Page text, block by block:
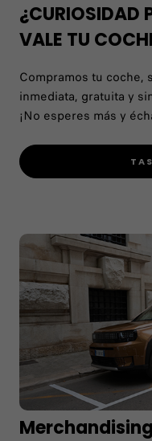
¿CURIOSIDAD
VALE TU
Compramos tu coche,
inmediata, gratuita y
¡No esperes más y